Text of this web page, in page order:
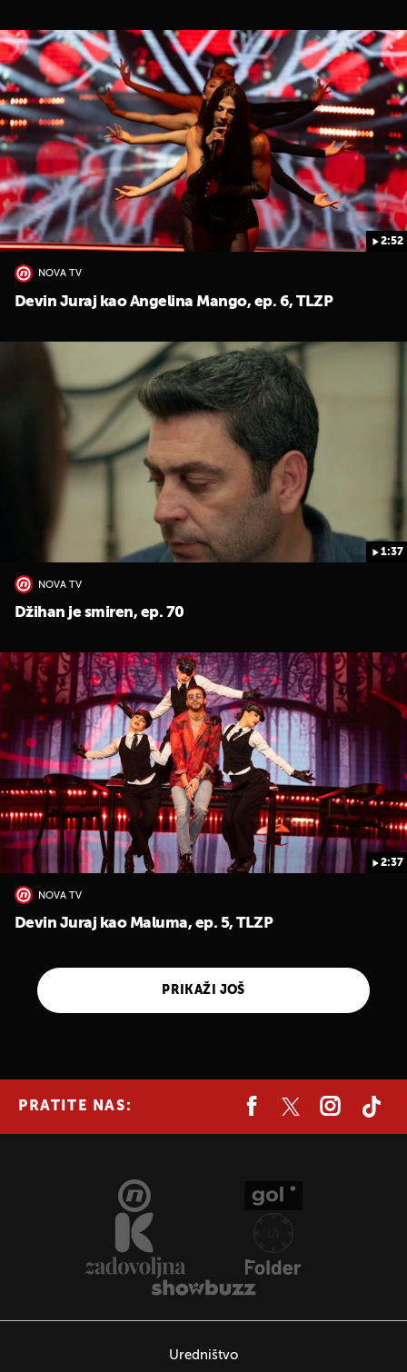
2:52
NOVA TV
Devin Juraj kao Angelina Mango, ep. 6, TLZP
1:37
NOVA TV
Džihan je smiren, ep. 70
2:37
NOVA TV
Devin Juraj kao Maluma, ep. 5, TLZP
PRIKAŽI JOŠ
PRATITE NAS:
Uredništvo